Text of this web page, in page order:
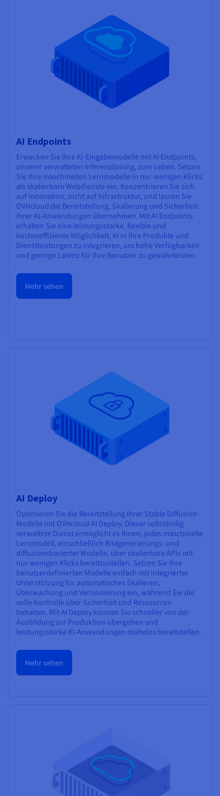
AI Endpoints
Erwecken Sie Ihre KI-Eingabemodelle mit AI Endpoints,
unserer verwalteten Inferenzlösung, zum Leben. Setzen
Sie Ihre maschinellen Lernmodelle in nur wenigen Klicks
als skalierbare Webdienste ein. Konzentrieren Sie sich
auf Innovation, nicht auf Infrastruktur, und lassen Sie
OVHcloud die Bereitstellung, Skalierung und Sicherheit
Ihrer KI-Anwendungen übernehmen. Mit AI Endpoints
erhalten Sie eine leistungsstarke, flexible und
kosteneffiziente Möglichkeit, KI in Ihre Produkte und
Dienstleistungen zu integrieren, um hohe Verfügbarkeit
und geringe Latenz für Ihre Benutzer zu gewährleisten.
Mehr sehen
AI Deploy
Optimieren Sie die Bereitstellung Ihrer Stable Diffusion-
Modelle mit OVHcloud AI Deploy. Dieser vollständig
verwaltete Dienst ermöglicht es Ihnen, jedes maschinelle
Lernmodell, einschließlich Bildgenerierungs- und
diffusionsbasierter Modelle, über skalierbare APIs mit
nur wenigen Klicks bereitzustellen. Setzen Sie Ihre
benutzerdefinierten Modelle einfach mit integrierter
Unterstützung für automatisches Skalieren,
Überwachung und Versionierung ein, während Sie die
volle Kontrolle über Sicherheit und Ressourcen
behalten. Mit AI Deploy können Sie schneller von der
Ausbildung zur Produktion übergehen und
leistungsstarke KI-Anwendungen mühelos bereitstellen.
Mehr sehen